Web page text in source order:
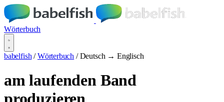
Wörterbuch
babelfish / Wörterbuch / Deutsch → Englisch
am laufenden Band